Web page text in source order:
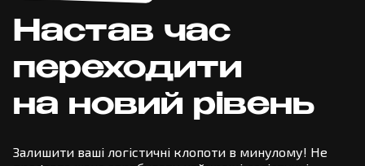
Настав час
переходити
на новий рівень
Залишити ваші логістичні клопоти в минулому! Не